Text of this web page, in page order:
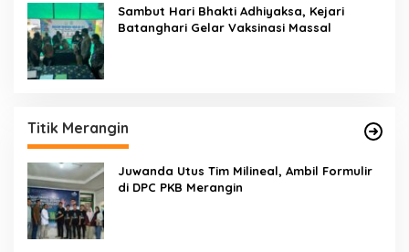
Sambut Hari Bhakti Adhiyaksa, Kejari
Batanghari Gelar Vaksinasi Massal
Titik Merangin
Juwanda Utus Tim Milineal, Ambil Formulir
di DPC PKB Merangin